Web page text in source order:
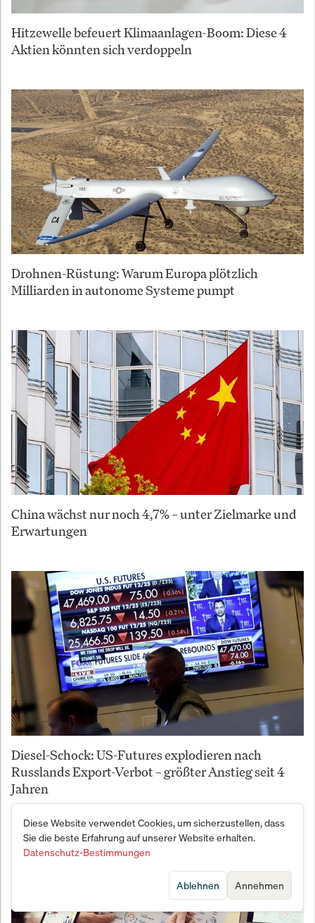
Hitzewelle befeuert Klimaanlagen-Boom: Diese 4
Aktien könnten sich verdoppeln
Drohnen-Rüstung: Warum Europa plötzlich
Milliarden in autonome Systeme pumpt
China wächst nur noch 4,7% – unter Zielmarke und
Erwartungen
Diesel-Schock: US-Futures explodieren nach
Russlands Export-Verbot – größter Anstieg seit 4
Jahren
Diese Website verwendet Cookies, um sicherzustellen, dass
Sie die beste Erfahrung auf unserer Website erhalten.
Datenschutz-Bestimmungen
Annehmen
Ablehnen